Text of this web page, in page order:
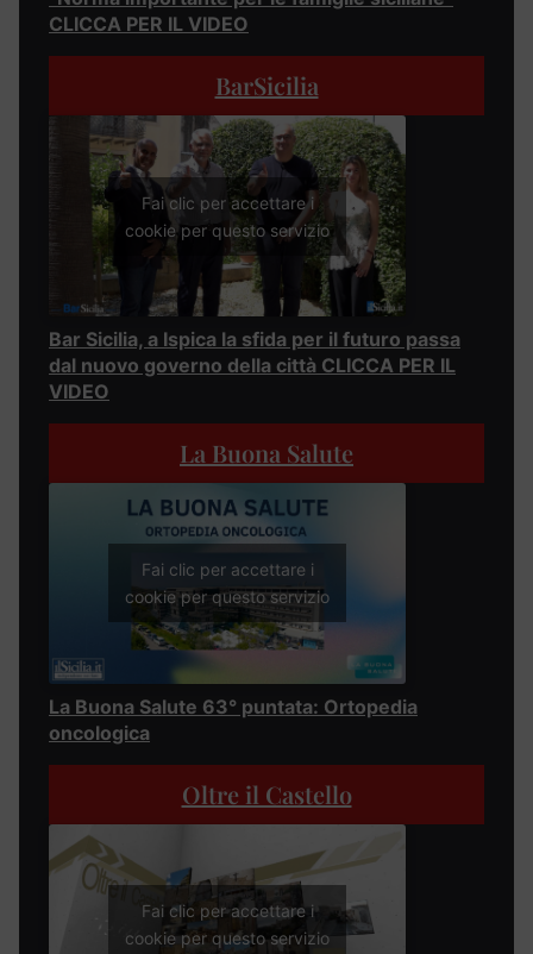
CLICCA PER IL VIDEO
BarSicilia
Fai clic per accettare i
cookie per questo servizio
Bar Sicilia, a Ispica la sfida per il futuro passa
dal nuovo governo della città CLICCA PER IL
VIDEO
La Buona Salute
Fai clic per accettare i
cookie per questo servizio
La Buona Salute 63° puntata: Ortopedia
oncologica
Oltre il Castello
Fai clic per accettare i
cookie per questo servizio